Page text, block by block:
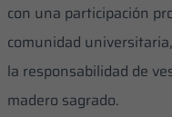
con una participación
comunidad
la responsabilidad de
madero sagrado.